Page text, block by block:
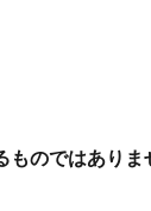
のではありま